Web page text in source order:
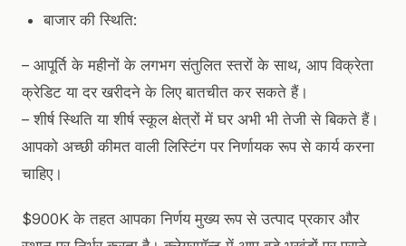
बाजार की स्थिति:
– आपूर्ति के महीनों के लगभग संतुलित स्तरों के साथ, आप विक्रेता
क्रेडिट या दर खरीदने के लिए बातचीत कर सकते हैं।
– शीर्ष स्थिति या शीर्ष स्कूल क्षेत्रों में घर अभी भी तेजी से बिकते हैं।
आपको अच्छी कीमत वाली लिस्टिंग पर निर्णायक रूप से कार्य करना
चाहिए।
$900K के तहत आपका निर्णय मुख्य रूप से उत्पाद प्रकार और